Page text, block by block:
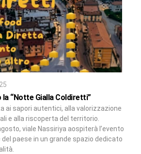
la “Notte Gialla Coldiretti”
ai sapori autentici, alla valorizzazione
e alla riscoperta del territorio.
viale Nassiriya aospiterà l’evento
paese in un grande spazio dedicato